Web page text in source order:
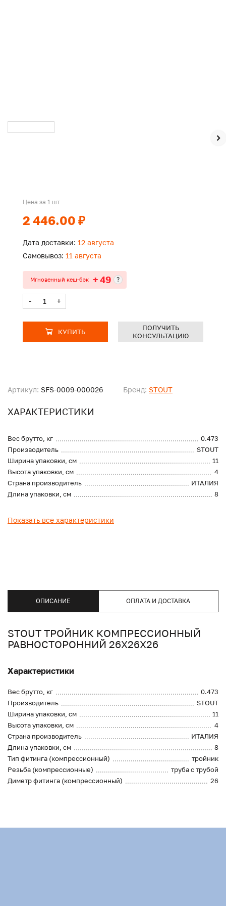
Артикул: SFS-0009-000026 Бренд: STOUT
ХАРАКТЕРИСТИКИ
Вес брутто, кг
0.473
Производитель
STOUT
Ширина упаковки, см
11
Высота упаковки, см
4
Страна производитель
ИТАЛИЯ
Длина упаковки, см
8
Показать все характеристики
Цена за 1 шт
2 446.00 ₽
Дата доставки: 12 августа
Самовывоз: 11 августа
Мгновенный кеш-бэк + 49 ?
- +
КУПИТЬ
ПОЛУЧИТЬ
КОНСУЛЬТАЦИЮ
ОПИСАНИЕ ОПЛАТА И ДОСТАВКА
STOUT ТРОЙНИК КОМПРЕССИОННЫЙ
РАВНОСТОРОННИЙ 26Х26Х26
Характеристики
Вес брутто, кг
0.473
Производитель
STOUT
Ширина упаковки, см
11
Высота упаковки, см
4
Страна производитель
ИТАЛИЯ
Длина упаковки, см
8
Тип фитинга (компрессионный)
тройник
Резьба (компрессионные)
труба с трубой
Диметр фитинга (компрессионный)
26